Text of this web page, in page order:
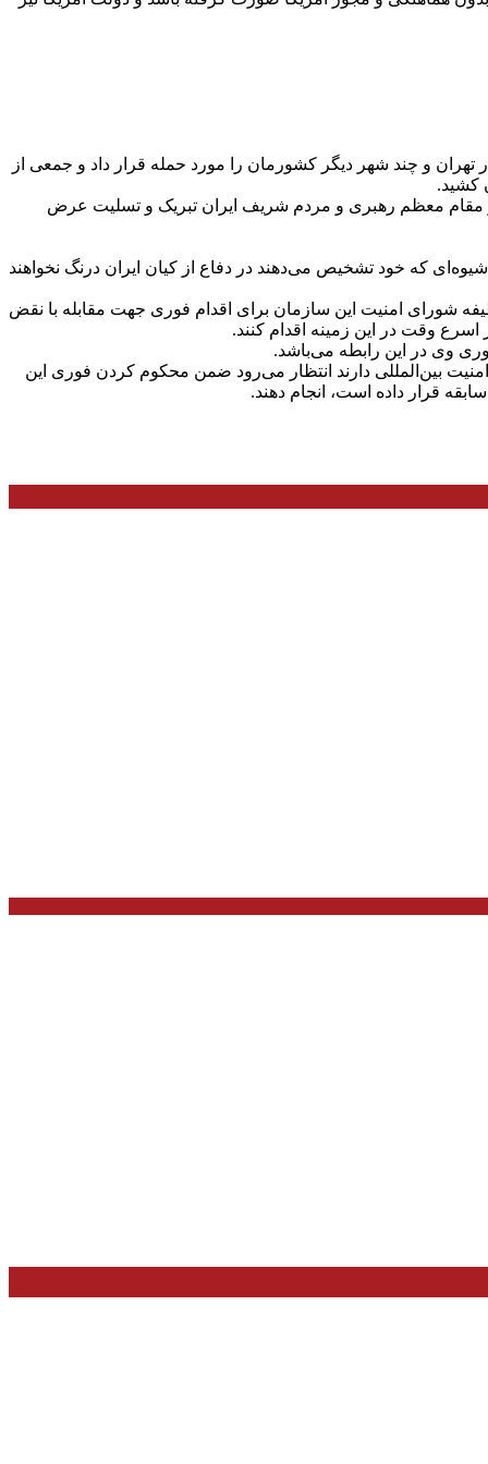
و چند شهر دیگر کشورمان را مورد حمله قرار داد و جمعی از
کشید.
مقام معظم رهبری و مردم شریف ایران تبریک و تسلیت عرض
با تمام قوا و به شیوه‌ای که خود تشخیص می‌دهند در دفاع از کیان ایران درنگ نخواهند
شورای امنیت این سازمان برای اقدام فوری جهت مقابله با نقض
وقت در این زمینه اقدام کنند.
وی در این رابطه می‌باشد.
بین‌المللی دارند انتظار می‌رود ضمن محکوم کردن فوری این
قرار داده است، انجام دهند.